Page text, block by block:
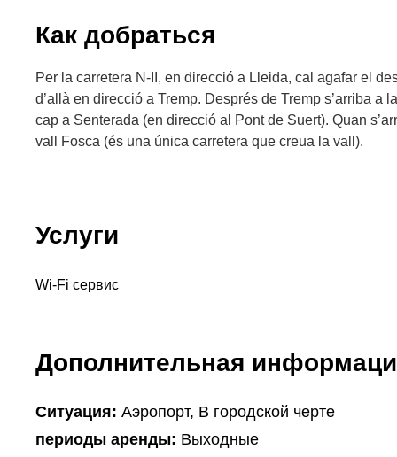
Как добраться
Per la carretera N-II, en direcció a Lleida, cal agafar el
d’allà en direcció a Tremp. Després de Tremp s’arriba a
cap a Senterada (en direcció al Pont de Suert). Quan
vall Fosca (és una única carretera que creua la vall).
Услуги
Wi-Fi сервис
Дополнительная
Ситуация: Аэропорт, В городской черте
периоды аренды: Выходные